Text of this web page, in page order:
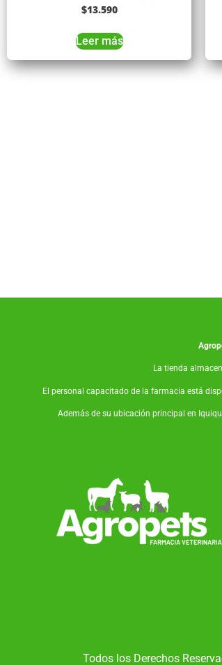
$13.590
Leer más
La tienda
El personal capacitado de la farmacia está
Además de su ubicación principal en
Todos los Derechos